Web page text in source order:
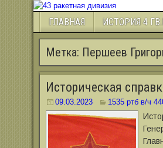
ГЛАВНАЯ ИСТОРИЯ 4
Метка: Першеев
Историческая
09.03.2023 1535 ртб в/ч